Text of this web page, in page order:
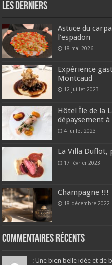
Les derniers
Astuce du
l’espadon
18 mai 2026
Expérience
Montcaud
12 juillet 2023
Hôtel Île de la
dépaysement
4 juillet 2023
La Villa Duflot,
17 février 2023
Champagne !!!
18 décembre 2022
Commentaires récents
: Une bien belle idée et de